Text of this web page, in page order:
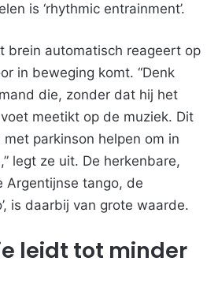
is ‘rhythmic entrainment’.
brein automatisch reageert op
in beweging komt. “Denk
die, zonder dat hij het
meetikt op de muziek. Dit
parkinson helpen om in
legt ze uit. De herkenbare,
Argentijnse tango, de
is daarbij van grote waarde.
leidt tot minder